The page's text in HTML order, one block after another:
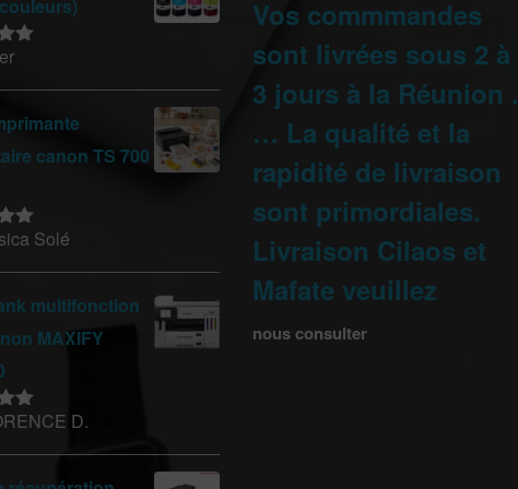
sur
canon TS 700
Solé
multifonction
MAXIFY
D.
Vos commmandes
sont livrées sous 2 à
3 jours à la Réunion .
… La qualité et la
rapidité de livraison
sont primordiales.
Livraison Cilaos et
Mafate veuillez
nous consulter